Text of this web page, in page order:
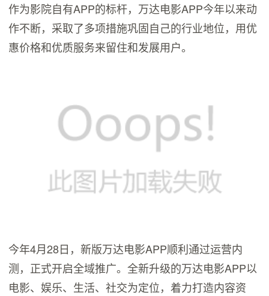
作为影院自有APP的标杆，万达电影APP今年以来动
作不断，采取了多项措施巩固自己的行业地位，用优
惠价格和优质服务来留住和发展用户。
今年4月28日，新版万达电影APP顺利通过运营内
测，正式开启全域推广。全新升级的万达电影APP以
电影、娱乐、生活、社交为定位，着力打造内容资